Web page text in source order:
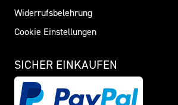
Widerrufsbelehrung
Cookie Einstellungen
SICHER EINKAUFEN